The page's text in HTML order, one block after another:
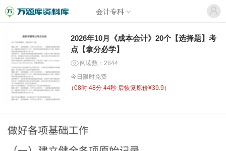
会计专科
2026年10月《成本会计》20个【选择题】考
点【拿分必学】
阅读数：2844
今日限时免费
（08时 48分 44秒 后恢复原价¥39.9）